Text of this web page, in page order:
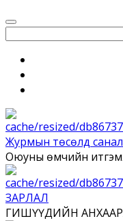
Журмын төсөлд
Оюуны өмчийн
ЗАРЛАЛ
ГИШҮҮДИЙН